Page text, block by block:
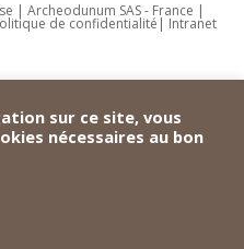
| Archeodunum SAS - France |
de confidentialité | Intranet
sur ce site, vous
nécessaires au bon